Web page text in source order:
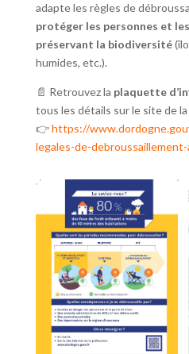
adapte les règles de
protéger les personnes et
préservant la biodiversité
humides, etc.).
📄 Retrouvez la plaquette
tous les détails sur le site de
👉https://
legales-de-